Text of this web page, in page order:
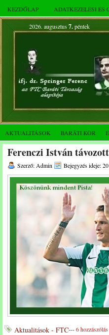
KEZDŐLAP ADATKEZELÉSI ÉS
2026. augusztus 7.péntek
AKTUALITÁSOK BARÁTI KÖR
Ferenczi István
Szerző: Admin Bejegyzés ideje:
Aktualitások - FTC---6 hozzászólás